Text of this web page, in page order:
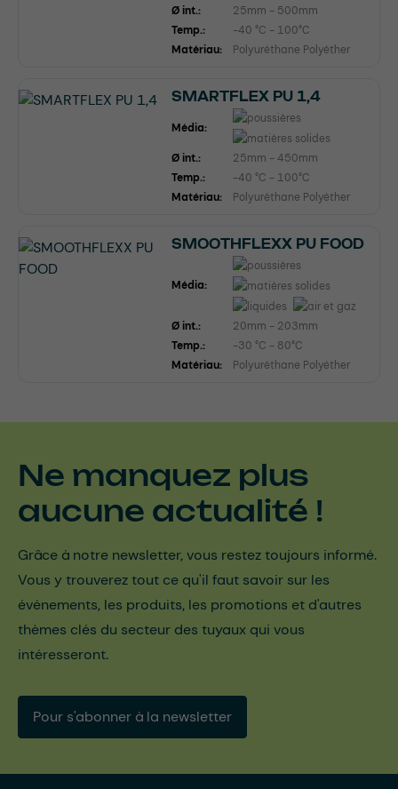
Ø int.:
25mm - 500mm
Temp.:
-40 °C - 100°C
Matériau:
Polyuréthane Polyéther
SMARTFLEX PU 1,4
Média:
Ø int.:
25mm - 450mm
Temp.:
-40 °C - 100°C
Matériau:
Polyuréthane Polyéther
SMOOTHFLEXX PU FOOD
Média:
Ø int.:
20mm - 203mm
Temp.:
-30 °C - 80°C
Matériau:
Polyuréthane Polyéther
Ne manquez plus
aucune actualité !
Grâce à notre newsletter, vous restez toujours informé.
Vous y trouverez tout ce qu'il faut savoir sur les
événements, les produits, les promotions et d'autres
thèmes clés du secteur des tuyaux qui vous
intéresseront.
Pour s'abonner à la newsletter